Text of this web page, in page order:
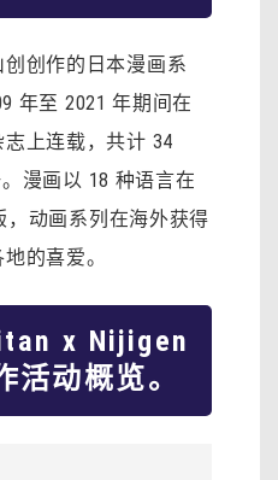
创创作的日本漫画系
年至 2021 年期间在
上连载，共计 34
漫画以 18 种语言在
，动画系列在海外获得
的喜爱。
x Nijigen
活动概览。